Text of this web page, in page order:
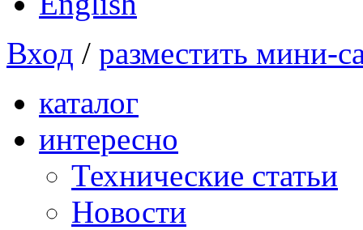
Вход / разместить мини-
каталог
интересно
Технические статьи
Новости